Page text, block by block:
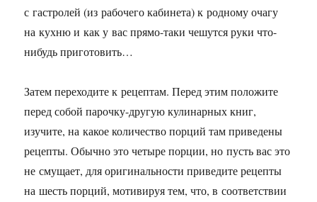
с гастролей (из рабочего кабинета) к родному очагу
на кухню и как у вас прямо-таки чешутся руки что-
нибудь приготовить…
Затем переходите к рецептам. Перед этим положите
перед собой парочку-другую кулинарных книг,
изучите, на какое количество порций там приведены
рецепты. Обычно это четыре порции, но пусть вас это
не смущает, для оригинальности приведите рецепты
на шесть порций, мотивируя тем, что, в соответствии